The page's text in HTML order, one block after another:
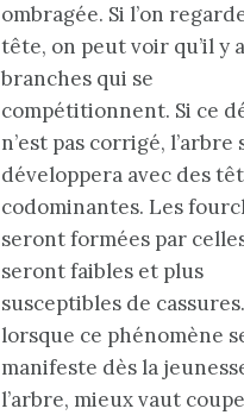
ombragée. Si l’on
tête, on peut voir qu’il y
branches qui se
compétitionnent. Si ce
n’est pas corrigé, l’arbre
développera avec des
codominantes. Les
seront formées par
seront faibles et plus
susceptibles de
lorsque ce phénomène
manifeste dès la
l’arbre, mieux vaut